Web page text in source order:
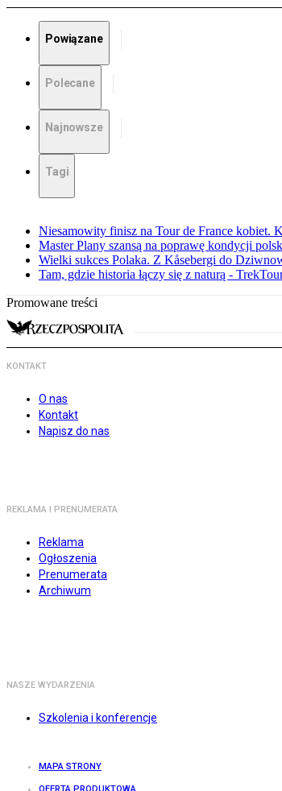
Powiązane
Polecane
Najnowsze
Tagi
Niesamowity finisz na Tour de France kobiet.
Master Plany szansą na poprawę kondycji
Wielki sukces Polaka. Z Kåsebergi do
Tam, gdzie historia łączy się z naturą -
Promowane treści
KONTAKT
O nas
Kontakt
Napisz do nas
REKLAMA I PRENUMERATA
Reklama
Ogłoszenia
Prenumerata
Archiwum
NASZE WYDARZENIA
Szkolenia i konferencje
MAPA STRONY